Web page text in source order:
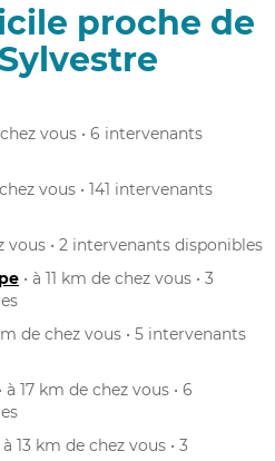
proche de
vous • 6 intervenants
vous • 141 intervenants
vous • 2 intervenants disponibles
• à 11 km de chez vous • 3
de chez vous • 5 intervenants
• à 17 km de chez vous • 6
à 13 km de chez vous • 3